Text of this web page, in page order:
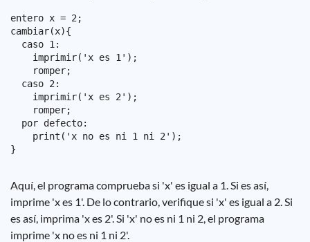
entero x = 2;
cambiar(x){
  caso 1:
    imprimir('x es 1');
    romper;
  caso 2:
    imprimir('x es 2');
    romper;
  por defecto:
    print('x no es ni 1 ni 2');
Aquí, el programa comprueba si 'x' es igual a 1. Si es así,
imprime 'x es 1'. De lo contrario, verifique si 'x' es igual a 2. Si
es así, imprima 'x es 2'. Si 'x' no es ni 1 ni 2, el programa
imprime 'x no es ni 1 ni 2'.